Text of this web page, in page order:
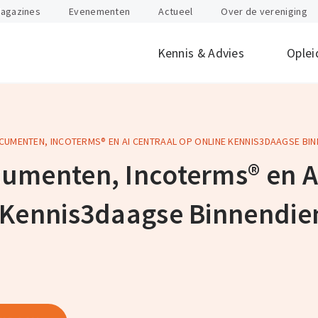
Kennis & Advies
Internationaal
Juridisch
Btw Douane
Gevaarlijke stoffen Heftruck &
Logistiek Management Wegtransport
Evenementen Actueel Over de vereniging
INCOTERMS® EN AI CENTRAAL OP ONLINE KENNIS3DAAGSE
Incoterms® en